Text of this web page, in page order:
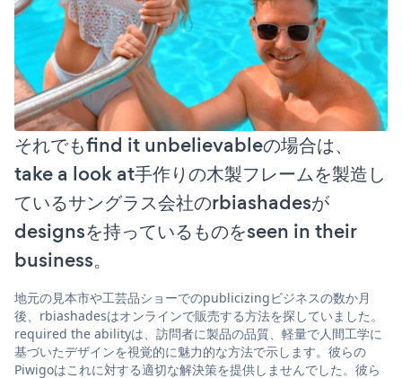
それでもfind it unbelievableの場合は、
take a look at手作りの木製フレームを製造し
ているサングラス会社のrbiashadesが
designsを持っているものをseen in their
business。
地元の見本市や工芸品ショーでのpublicizingビジネスの数か月
後、rbiashadesはオンラインで販売する方法を探していました。
required the abilityは、訪問者に製品の品質、軽量で人間工学に
基づいたデザインを視覚的に魅力的な方法で示します。彼らの
Piwigoはこれに対する適切な解決策を提供しませんでした。彼ら